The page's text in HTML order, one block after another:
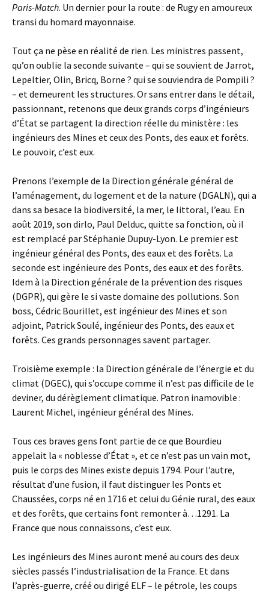
Paris-Match. Un dernier pour la route : de Rugy en amoureux
transi du homard mayonnaise.
Tout ça ne pèse en réalité de rien. Les ministres passent,
qu’on oublie la seconde suivante – qui se souvient de Jarrot,
Lepeltier, Olin, Bricq, Borne ? qui se souviendra de Pompili ?
– et demeurent les structures. Or sans entrer dans le détail,
passionnant, retenons que deux grands corps d’ingénieurs
d’État se partagent la direction réelle du ministère : les
ingénieurs des Mines et ceux des Ponts, des eaux et forêts.
Le pouvoir, c’est eux.
Prenons l’exemple de la Direction générale général de
l’aménagement, du logement et de la nature (DGALN), qui a
dans sa besace la biodiversité, la mer, le littoral, l’eau. En
août 2019, son dirlo, Paul Delduc, quitte sa fonction, où il
est remplacé par Stéphanie Dupuy-Lyon. Le premier est
ingénieur général des Ponts, des eaux et des forêts. La
seconde est ingénieure des Ponts, des eaux et des forêts.
Idem à la Direction générale de la prévention des risques
(DGPR), qui gère le si vaste domaine des pollutions. Son
boss, Cédric Bourillet, est ingénieur des Mines et son
adjoint, Patrick Soulé, ingénieur des Ponts, des eaux et
forêts. Ces grands personnages savent partager.
Troisième exemple : la Direction générale de l’énergie et du
climat (DGEC), qui s’occupe comme il n’est pas difficile de le
deviner, du dérèglement climatique. Patron inamovible :
Laurent Michel, ingénieur général des Mines.
Tous ces braves gens font partie de ce que Bourdieu
appelait la « noblesse d’État », et ce n’est pas un vain mot,
puis le corps des Mines existe depuis 1794. Pour l’autre,
résultat d’une fusion, il faut distinguer les Ponts et
Chaussées, corps né en 1716 et celui du Génie rural, des eaux
et des forêts, que certains font remonter à…1291. La
France que nous connaissons, c’est eux.
Les ingénieurs des Mines auront mené au cours des deux
siècles passés l’industrialisation de la France. Et dans
l’après-guerre, créé ou dirigé ELF – le pétrole, les coups